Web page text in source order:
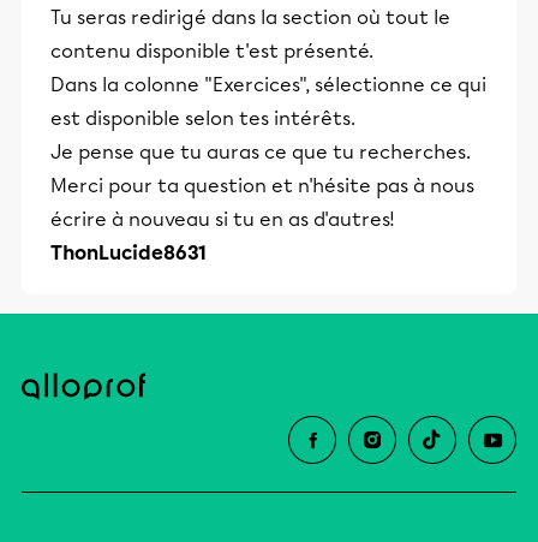
Tu seras redirigé dans la section où tout le
contenu disponible t'est présenté.
Dans la colonne "Exercices", sélectionne ce qui
est disponible selon tes intérêts.
Je pense que tu auras ce que tu recherches.
Merci pour ta question et n'hésite pas à nous
écrire à nouveau si tu en as d'autres!
ThonLucide8631